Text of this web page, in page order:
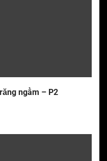
ngầm – P2